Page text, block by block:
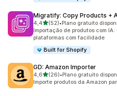
Migratify: Copy Products +
4,4de 5 estrelas
(52)
52 avaliações ao todo
•Plano gratuito
Importação de produtos com
plataformas com facilidade
Built for Shopify
GD: Amazon Importer
4,6de 5 estrelas
(26)
26 avaliações ao todo
•Plano gratuito
Importe produtos da Amazon